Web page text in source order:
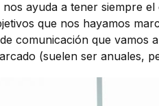
nos ayuda a tener siempre
que nos hayamos
comunicación que vamos
(suelen ser anuales,